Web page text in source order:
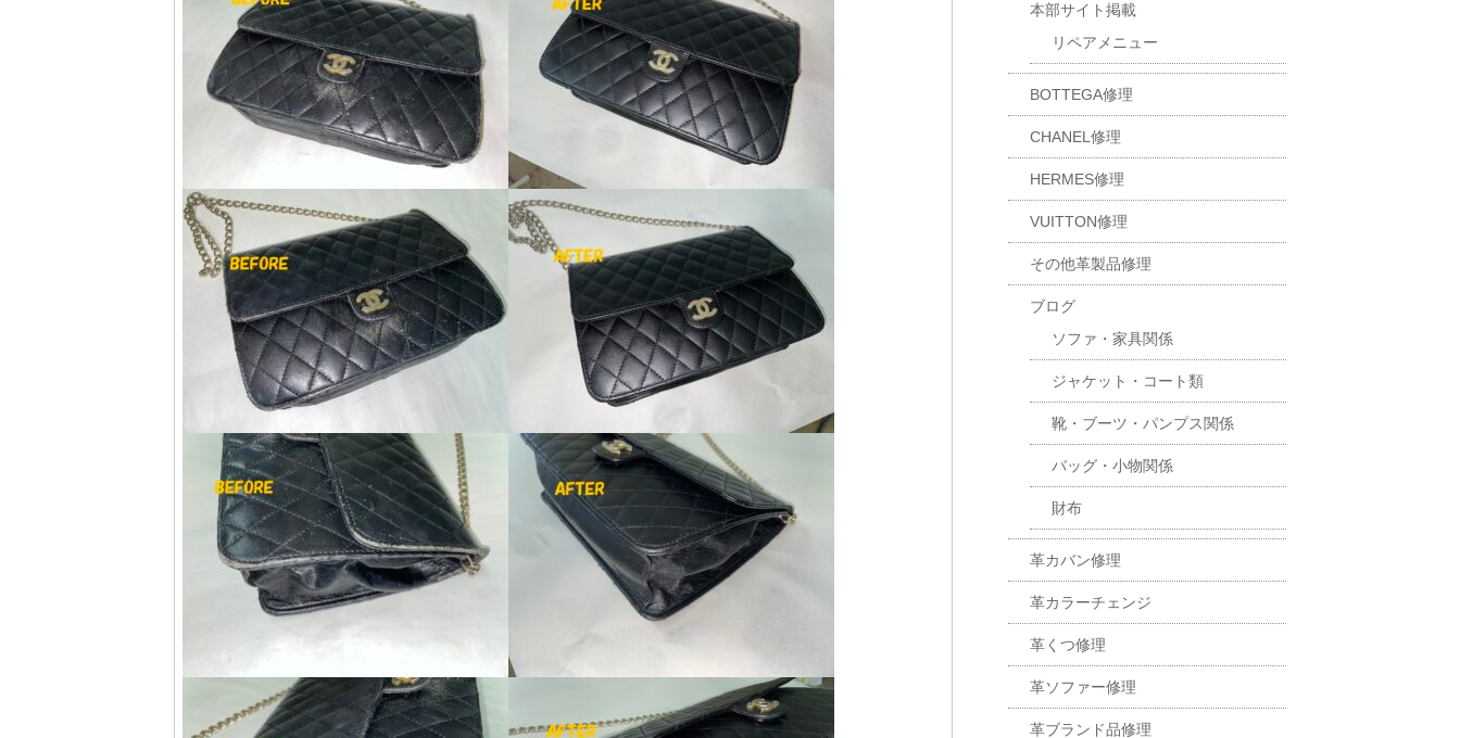
本部サイト掲載
リペアメニュー
BOTTEGA修理
CHANEL修理
HERMES修理
VUITTON修理
その他革製品修理
ブログ
ソファ・家具関係
ジャケット・コート類
靴・ブーツ・パンプス関係
バッグ・小物関係
財布
革カバン修理
革カラーチェンジ
革くつ修理
革ソファー修理
革ブランド品修理